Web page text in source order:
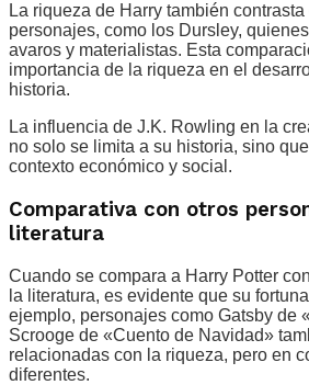
La riqueza de Harry también
personajes, como los Dursley,
avaros y materialistas. Esta
importancia de la riqueza en el
historia.
La influencia de J.K. Rowling en la
no solo se limita a su historia, sino
contexto económico y social.
Comparativa con otros
literatura
Cuando se compara a Harry Potter
la literatura, es evidente que su
ejemplo, personajes como Gatsby de
Scrooge de «Cuento de Navidad»
relacionadas con la riqueza, pero en
diferentes.